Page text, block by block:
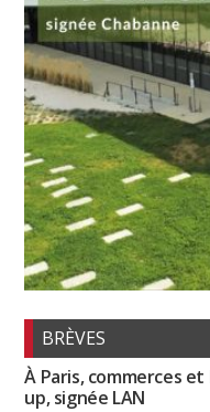
BRÈVES
À Paris, commerces
up, signée LAN